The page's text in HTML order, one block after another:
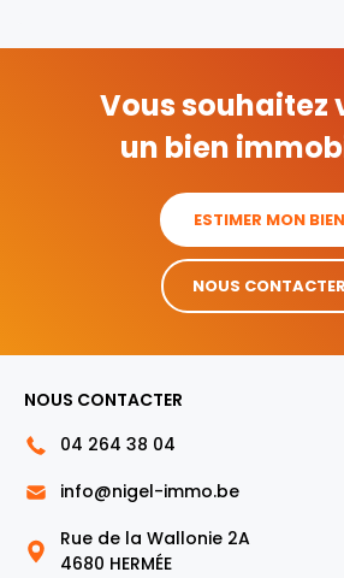
Vous souhaitez
un bien
ESTIMER MON BIEN
NOUS CONTACTER
NOUS CONTACTER
04 264 38 04
info@nigel-immo.be
Rue de la Wallonie 2A
4680 HERMÉE